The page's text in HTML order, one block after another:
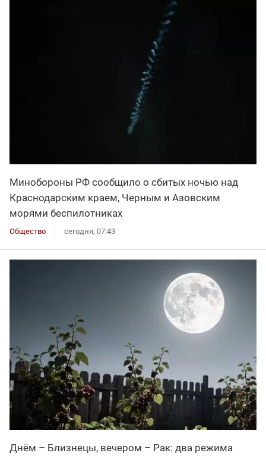
Минобороны РФ сообщило о сбитых ночью над
Краснодарским краем, Черным и Азовским
морями беспилотниках
Общество сегодня, 07:43
Днём – Близнецы, вечером – Рак: два режима